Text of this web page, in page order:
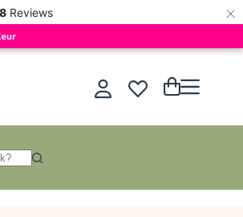
8 Reviews ×
Winkelwagen